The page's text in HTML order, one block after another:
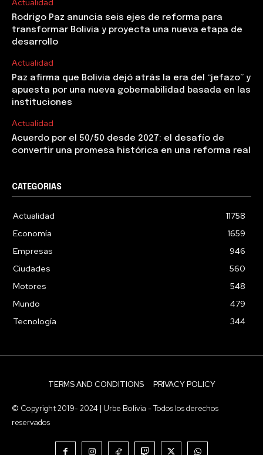
Actualidad
Rodrigo Paz anuncia seis ejes de reforma para
transformar Bolivia y proyecta una nueva etapa de
desarrollo
Actualidad
Paz afirma que Bolivia dejó atrás la era del “jefazo” y
apuesta por una nueva gobernabilidad basada en las
instituciones
Actualidad
Acuerdo por el 50/50 desde 2027: el desafío de
convertir una promesa histórica en una reforma real
CATEGORIAS
Actualidad
11758
Economía
1659
Empresas
946
Ciudades
560
Motores
548
Mundo
479
Tecnología
344
TERMS AND CONDITIONS PRIVACY POLICY
© Copyright 2019- 2024 | Urbe Bolivia - Todos los derechos
reservados